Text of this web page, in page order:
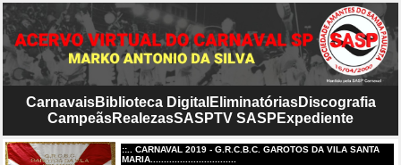
CarnavaisBiblioteca Digital EliminatóriasDiscografia
CampeãsRealezasSASPTV SASP Expediente
::.. CARNAVAL 2019 - G.R.C.B.C. GAROTOS DA VILA SANTA
MARIA................................